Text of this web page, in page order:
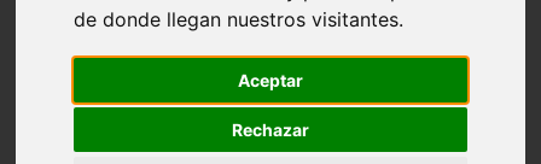
de donde llegan nuestros visitantes.
Aceptar
Rechazar
estanques
conejos
navidad
terapia asistida